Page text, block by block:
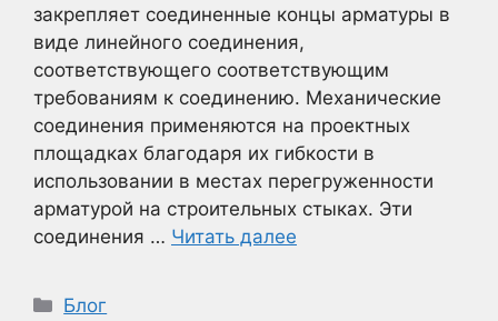
закрепляет соединенные концы арматуры в
виде линейного соединения,
соответствующего соответствующим
требованиям к соединению. Механические
соединения применяются на проектных
площадках благодаря их гибкости в
использовании в местах перегруженности
арматурой на строительных стыках. Эти
соединения … Читать далее
Рубрики
Блог